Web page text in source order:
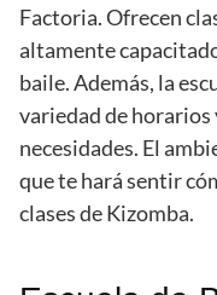
Factoria. Ofrecen
altamente
baile. Además, la
variedad de horarios
necesidades. El
que te hará sentir
clases de Kizomba.